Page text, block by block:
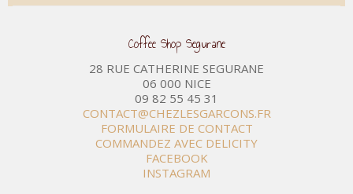
Coffee Shop Segurane
28 RUE CATHERINE SEGURANE
06 000 NICE
09 82 55 45 31
CONTACT@CHEZLESGARCONS.FR
FORMULAIRE DE CONTACT
COMMANDEZ AVEC DELICITY
FACEBOOK
INSTAGRAM